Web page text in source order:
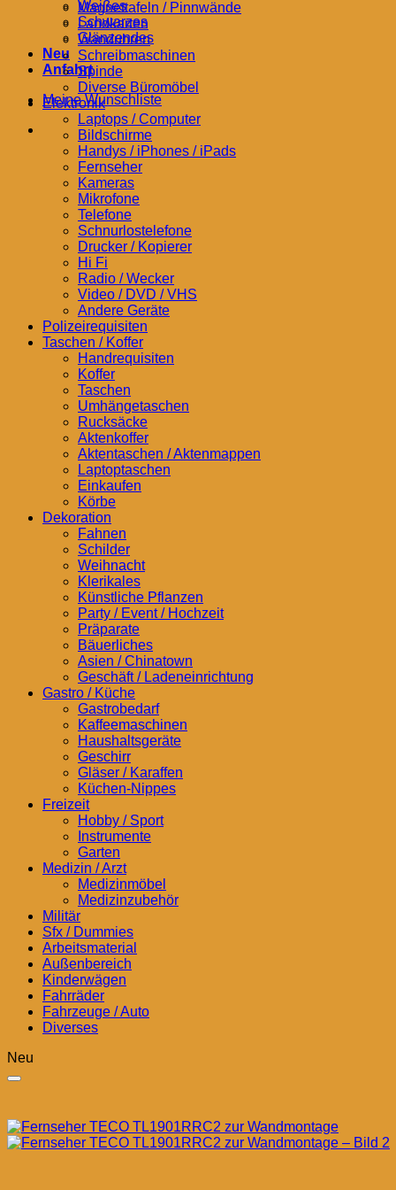
Weißes
Schwarzes
Glänzendes
Neu
Anfahrt
Meine Wunschliste
Magnettafeln / Pinnwände
Landkarten
Wanduhren
Schreibmaschinen
Spinde
Diverse Büromöbel
Elektronik
Laptops / Computer
Bildschirme
Handys / iPhones / iPads
Fernseher
Kameras
Mikrofone
Telefone
Schnurlostelefone
Drucker / Kopierer
Hi Fi
Radio / Wecker
Video / DVD / VHS
Andere Geräte
Polizeirequisiten
Taschen / Koffer
Handrequisiten
Koffer
Taschen
Umhängetaschen
Rucksäcke
Aktenkoffer
Aktentaschen / Aktenmappen
Laptoptaschen
Einkaufen
Körbe
Dekoration
Fahnen
Schilder
Weihnacht
Klerikales
Künstliche Pflanzen
Party / Event / Hochzeit
Präparate
Bäuerliches
Asien / Chinatown
Geschäft / Ladeneinrichtung
Gastro / Küche
Gastrobedarf
Kaffeemaschinen
Haushaltsgeräte
Geschirr
Gläser / Karaffen
Küchen-Nippes
Freizeit
Hobby / Sport
Instrumente
Garten
Medizin / Arzt
Medizinmöbel
Medizinzubehör
Militär
Sfx / Dummies
Arbeitsmaterial
Außenbereich
Kinderwägen
Fahrräder
Fahrzeuge / Auto
Diverses
Neu